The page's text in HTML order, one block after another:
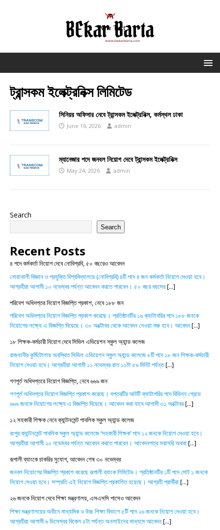
ট্রান্সকম ইলেক্ট্রনিক্স লিমিটেড
সিনিয়র অফিসার নেবে ট্রান্সকম ইলেক্ট্রনিক্স, কর্মস্থল ঢাকা
June 16, 2026 admin
ম্যানেজার পদে জনবল নিয়োগ দেবে ট্রান্সকম ইলেক্ট্রনিক্স
May 24, 2026 admin
Search
Search
Recent Posts
৪ পদে কর্মকর্তা নিয়োগ দেবে নোবিপ্রবি, ৫০ বছরেও আবেদন
নোয়াখালী বিজ্ঞান ও প্রযুক্তি বিশ্ববিদ্যালয়ে (নোবিপ্রবি) ৪টি পদে ৪ জন কর্মকর্তা নিয়োগ দেওয়া হবে।
আগ্রহীরা আগামী ১০ নভেম্বর পর্যন্ত আবেদন করতে পারবেন। ৫০ বছর বয়সের[...]
পরিবেশ অধিদপ্তর নিয়োগ বিজ্ঞপ্তি প্রকাশ, নেবে ১৮৮ জন
পরিবেশ অধিদপ্তর নিয়োগ বিজ্ঞপ্তি প্রকাশ করেছে। প্রতিষ্ঠানটির ১৬ ক্যাটাগরির পদে ১৮৮ জনকে
নিয়োগের লক্ষ্যে এ বিজ্ঞপ্তি দিয়েছে। ৩০ অক্টোবর থেকে আবেদন নেওয়া শুরু হবে। আবেদন[...]
১৮ শিক্ষক-কর্মচারী নিয়োগ দেবে সিভিল এভিয়েশন স্কুল অ্যান্ড কলেজ
রাজধানীর কুর্মিটোলায় অবস্থিত সিভিল এভিয়েশন স্কুল অ্যান্ড কলেজে ৮টি পদে ১৮ জন শিক্ষক-কর্মচারী
নিয়োগ দেওয়া হবে। আগ্রহীরা আগামী ১১ নভেম্বর রাত ১১টা ৫৯ মিনিট পর্যন্ত[...]
গণপূর্ত অধিদপ্তরে নিয়োগ বিজ্ঞপ্তি, নেবে ৬৬৯ জন
গণপূর্ত অধিদপ্তর নিয়োগ বিজ্ঞপ্তি প্রকাশ করেছে। দপ্তরটির আটটি ক্যাটাগরির পদে বিভিন্ন গ্রেডে
৬৬৯ জনকে নিয়োগের লক্ষ্যে এ বিজ্ঞপ্তি দিয়েছে। আবেদন করা যাবে আগামী ৩১ অক্টোবর[...]
১২ সহকারী শিক্ষক নেবে ক্যান্টনমেন্ট পাবলিক স্কুল অ্যান্ড কলেজ
রংপুর ক্যান্টনমেন্ট পাবলিক স্কুল অ্যান্ড কলেজে ‘সহকারী শিক্ষক’ পদে ১২ জনকে নিয়োগ দেওয়া হবে।
আগ্রহীরা আগামী ২০ নভেম্বর পর্যন্ত আবেদন করতে পারবেন। আবেদনপত্র সরাসরি অথবা[...]
রূপালী ব্যাংকে চাকরির সুযোগ, আবেদন শেষ ৩০ নভেম্বর
জনবল নিয়োগের বিজ্ঞপ্তি প্রকাশ করেছে রূপালী ব্যাংক লিমিটেড। প্রতিষ্ঠানটির ১টি পদে মোট ১ জনকে
নিয়োগ দেওয়া হবে। সম্প্রতি এই নিয়োগ বিজ্ঞপ্তি প্রকাশিত হয়েছে। আগ্রহী প্রার্থীরা[...]
২৬ জনকে নিয়োগ দেবে শিক্ষা মন্ত্রণালয়, এসএসসি পাসেও আবেদন
শিক্ষা মন্ত্রণালয়ের অধীনে মাধ্যমিক ও উচ্চ শিক্ষা বিভাগে ৫টি পদে ২৬ জনকে নিয়োগ দেওয়া হবে।
আগ্রহীরা আগামী ৬ ডিসেম্বর বিকেল ৫টা পর্যন্ত অনলাইনের মাধ্যমে আবেদন[...]